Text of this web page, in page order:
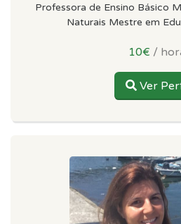
Professora de Ensino Básico
Naturais Mestre em
10€ /
Ver